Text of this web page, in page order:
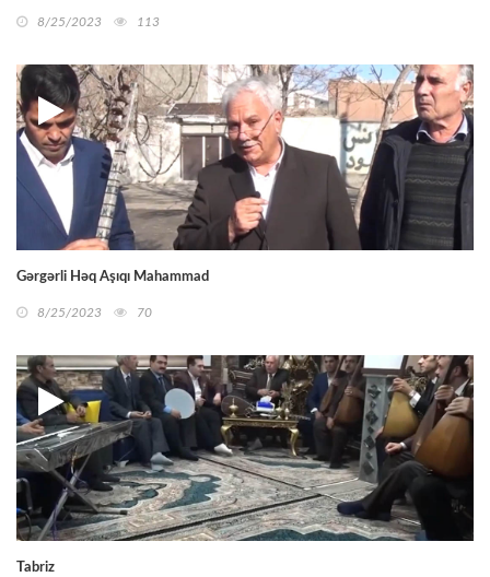
8/25/2023 113
Gərgərli Həq Aşıqı Mahammad
8/25/2023 70
Tabriz